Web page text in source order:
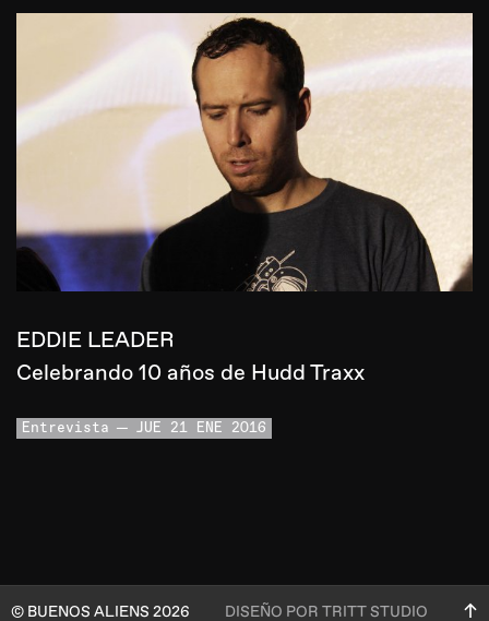
EDDIE LEADER
Celebrando 10 años de Hudd Traxx
Entrevista JUE 21 ENE 2016
© BUENOS ALIENS 2026 DISEÑO POR TRITT STUDIO